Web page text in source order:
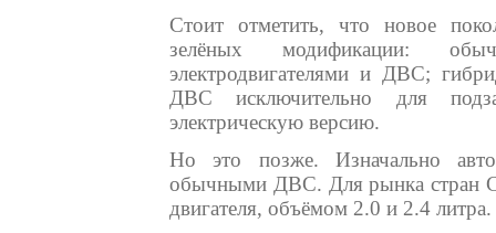
Стоит отметить, что новое
зелёных модификации:
электродвигателями и ДВС;
ДВС исключительно для
электрическую версию.
Но это позже. Изначально
обычными ДВС. Для рынка стран
двигателя, объёмом 2.0 и 2.4 литра.